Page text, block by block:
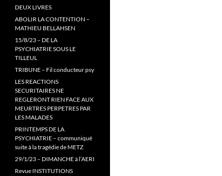
DEUX LIVRES
ABOLIR LA CONTENTION –
MATHIEU BELLAHSEN
15/8/23 – DE LA
PSYCHIATRIE SOUS LE
TILLEUL
TRIBUNE – Fil conducteur psy
LES REACTIONS
SECURITAIRES NE
REGLERONT RIEN FACE AUX
MEURTRES PERPETRES PAR
LES MALADES
PRINTEMPS DE LA
PSYCHIATRIE – communiqué
suite à la tragédie de METZ
29/1/23 – DIMANCHE à l’AERI
Revue INSTITUTIONS